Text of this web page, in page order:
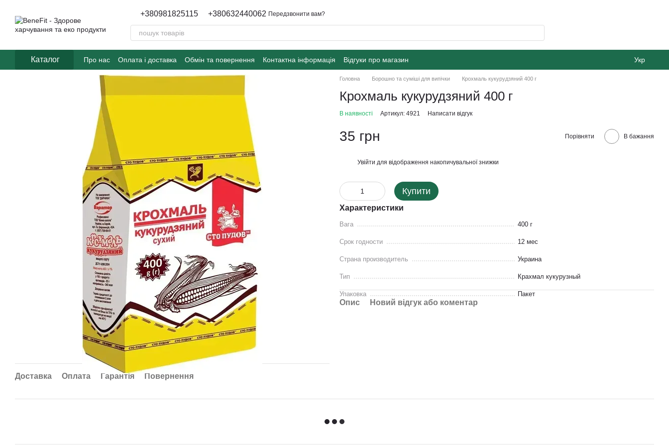
+380981825115 +380632440062 Передзвонити вам?
Каталог Про нас Оплата і доставка Обмін та повернення Контактна інформація Відгуки про магазин Укр
Доставка Оплата Гарантія Повернення
Головна Борошно та суміші для випічки Крохмаль кукурудзяний 400 г
Крохмаль кукурудзяний 400 г
В наявності Артикул: 4921 Написати відгук
35 грн Порівняти В бажання
Увійти для відображення накопичувальної знижки
Купити
Характеристики
Вага 400 г
Срок годности 12 мес
Страна производитель Украина
Тип Крахмал кукурузный
Упаковка Пакет
Опис Новий відгук або коментар